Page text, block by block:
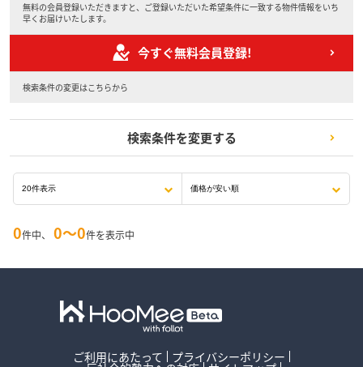
無料の会員登録いただきますと、ご登録いただいた希望条件に一致する物件情報をいち
早くお届けいたします。
今すぐ無料会員登録!
検索条件の変更はこちらから
検索条件を変更する
0件中、 0〜0件を表示中
ご利用にあたって プライバシーポリシー